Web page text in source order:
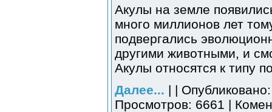
Акулы на земле
много миллионов лет
подвергались
другими животными, и
Акулы относятся к типу
Далее... | |
Просмотров: 6661 |